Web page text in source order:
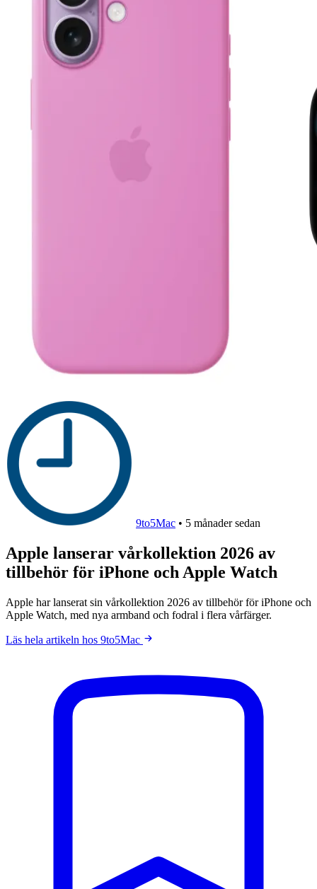
9to5Mac • 5 månader sedan
Apple lanserar vårkollektion 2026 av
tillbehör för iPhone och Apple Watch
Apple har lanserat sin vårkollektion 2026 av tillbehör för iPhone och
Apple Watch, med nya armband och fodral i flera vårfärger.
Läs hela artikeln hos 9to5Mac